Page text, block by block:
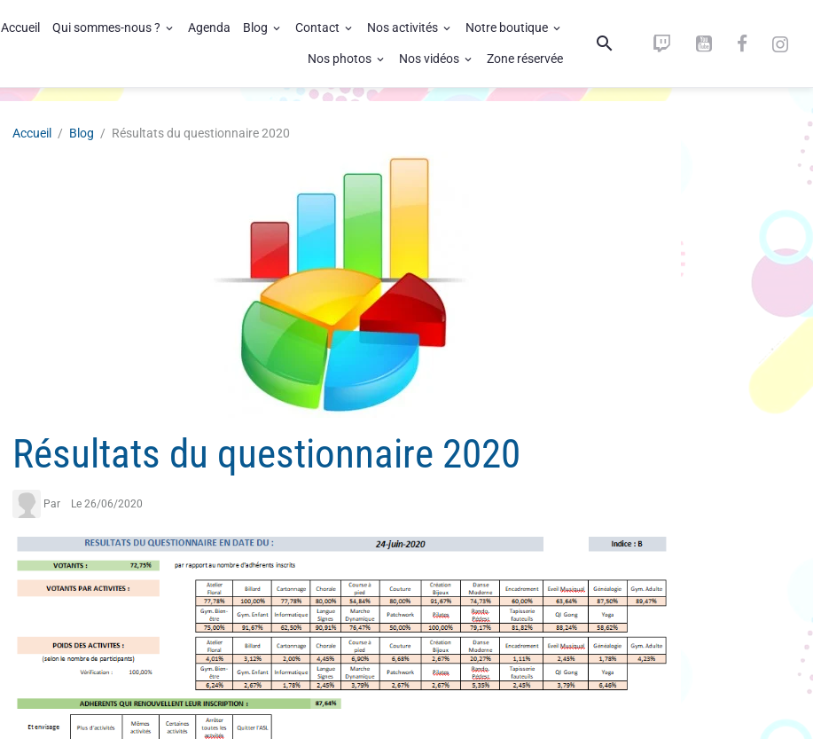
Accueil Qui sommes-nous ? Agenda Blog Contact Nos activités Notre boutique
Nos photos Nos vidéos Zone réservée
Accueil Blog Résultats du questionnaire 2020
Résultats du questionnaire 2020
Par Le 26/06/2020